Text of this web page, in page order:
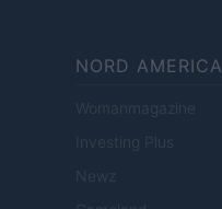
NORD AMERICA
Womanmagazine
Investing Plus
Newz